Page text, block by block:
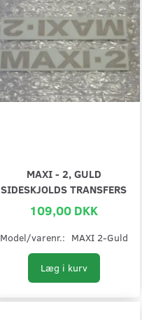
MAXI - 2, GULD
SIDESKJOLDS TRANSFERS
109,00 DKK
Model/varenr.: MAXI 2-Guld
Læg i kurv